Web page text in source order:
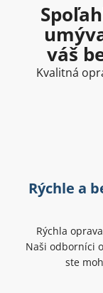
váš
Kvalitná
Rýchle a
Rýchla
Naši odborníci
ste